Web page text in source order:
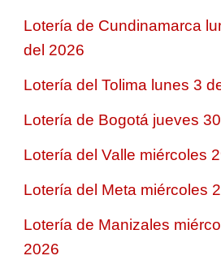
Lotería de Cundinamarca
del 2026
Lotería del Tolima lunes 3
Lotería de Bogotá jueves
Lotería del Valle miércoles
Lotería del Meta miércoles
Lotería de Manizales
2026